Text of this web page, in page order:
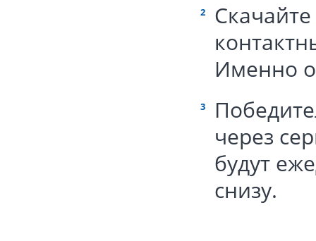
Именно
через
будут
снизу.